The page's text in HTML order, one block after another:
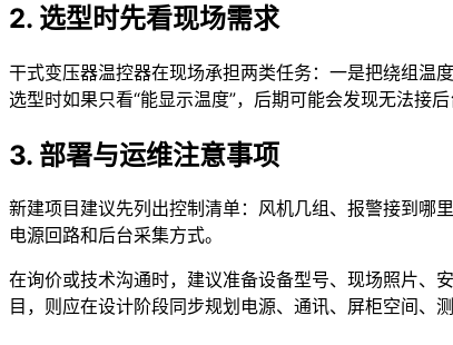
2. 选型时先看现场需求
干式变压器温控器在现场承担两类任务：一是把绕组温
选型时如果只看“能显示温度”，后期可能会发现无法接
3. 部署与运维注意事项
新建项目建议先列出控制清单：风机几组、报警接到哪
电源回路和后台采集方式。
在询价或技术沟通时，建议准备设备型号、现场照片、
目，则应在设计阶段同步规划电源、通讯、屏柜空间、